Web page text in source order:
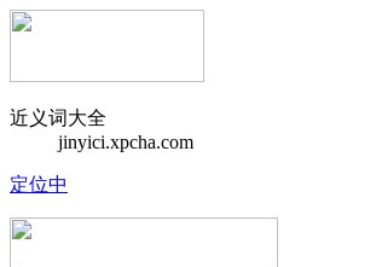
近义词大全
jinyici.xpcha.com
定位中